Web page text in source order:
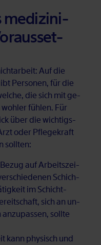
me­di­zi­ni­
Auf die
Per­so­nen, für die
die sich mit ge­
füh­len. Für
über die wich­tigs­
oder Pfle­ge­kraft
soll­ten:
auf Ar­beits­zei­
Schich­
im Schicht­
sich an un­
soll­te
kann phy­sisch und